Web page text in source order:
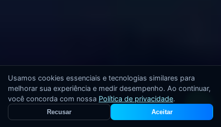
Usamos cookies essenciais e tecnologias similares para
melhorar sua experiência e medir desempenho. Ao continuar,
você concorda com nossa Política de privacidade.
Recusar Aceitar